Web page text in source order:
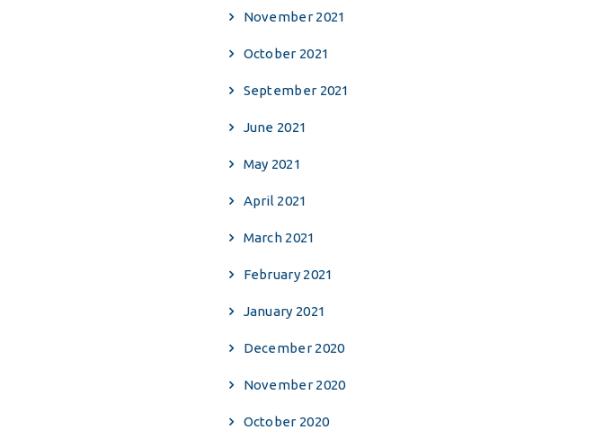
November 2021
October 2021
September 2021
June 2021
May 2021
April 2021
March 2021
February 2021
January 2021
December 2020
November 2020
October 2020